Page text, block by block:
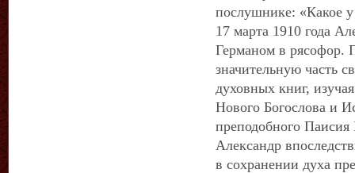
послушнике: «Какое
17 марта 1910 года
Германом в рясофор.
значительную часть
духовных книг,
Нового Богослова и
преподобного Паисия
Александр
в сохранении духа